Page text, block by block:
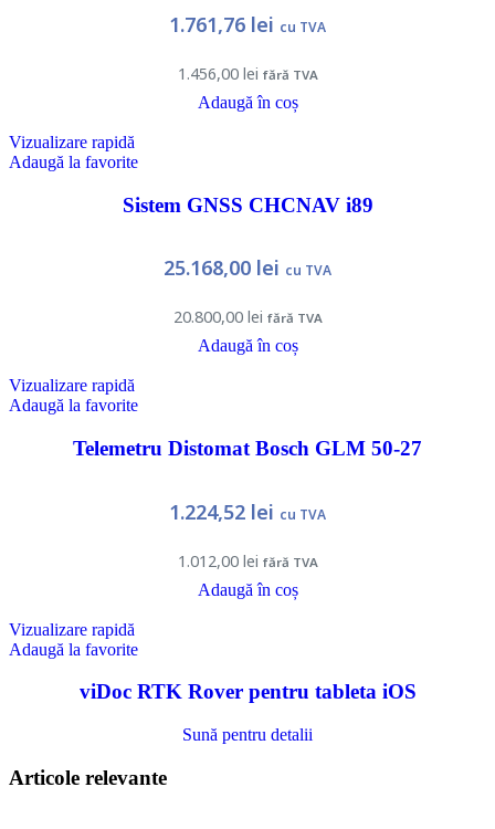
1.456,00 lei fără TVA
1.761,76 lei cu TVA
Adaugă în coș
Vizualizare rapidă
Adaugă la favorite
Sistem GNSS CHCNAV i89
20.800,00 lei fără TVA
25.168,00 lei cu TVA
Adaugă în coș
Vizualizare rapidă
Adaugă la favorite
Telemetru Distomat Bosch GLM 50-27
1.012,00 lei fără TVA
1.224,52 lei cu TVA
Adaugă în coș
Vizualizare rapidă
Adaugă la favorite
viDoc RTK Rover pentru tableta iOS
Sună pentru detalii
Articole relevante